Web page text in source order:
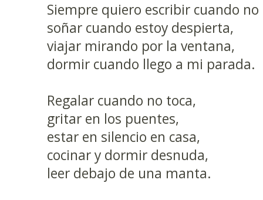
Siempre quiero escribir cuando
soñar cuando estoy despierta,
viajar mirando por la ventana,
dormir cuando llego a mi parada.
Regalar cuando no toca,
gritar en los puentes,
estar en silencio en casa,
cocinar y dormir desnuda,
leer debajo de una manta.